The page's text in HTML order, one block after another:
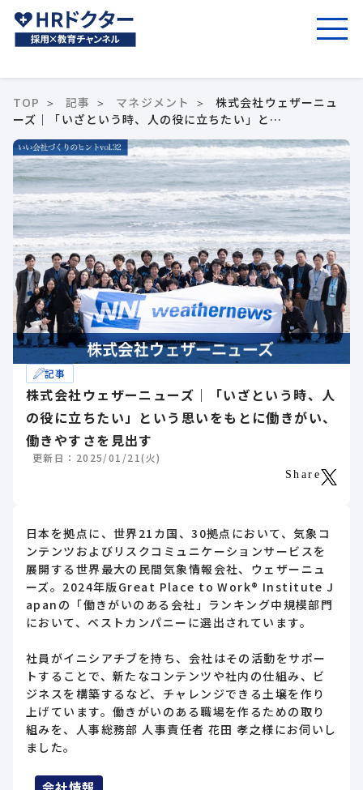
TOP 記事 マネジメント
株式会社ウェザーニュ
ーズ｜「いざという時、人の役に立ちたい」と…
記事
株式会社ウェザーニューズ｜「いざという時、人
の役に立ちたい」という思いをもとに働きがい、
働きやすさを見出す
更新日：2025/01/21(火)
Share
日本を拠点に、世界21カ国、30拠点において、気象コ
ンテンツおよびリスクコミュニケーションサービスを
展開する世界最大の民間気象情報会社、ウェザーニュ
ーズ。2024年版Great Place to Work® Institute J
apanの「働きがいのある会社」ランキング中規模部門
において、ベストカンパニーに選出されています。
社員がイニシアチブを持ち、会社はその活動をサポー
トすることで、新たなコンテンツや社内の仕組み、ビ
ジネスを構築するなど、チャレンジできる土壌を作り
上げています。働きがいのある職場を作るための取り
組みを、人事総務部 人事責任者 花田 孝之様にお伺いし
ました。